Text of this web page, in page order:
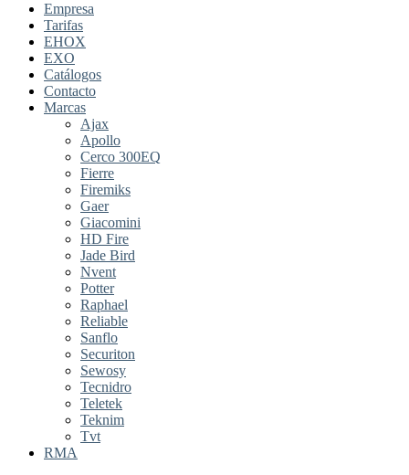
Empresa
Tarifas
EHOX
EXO
Catálogos
Contacto
Marcas
Ajax
Apollo
Cerco 300EQ
Fierre
Firemiks
Gaer
Giacomini
HD Fire
Jade Bird
Nvent
Potter
Raphael
Reliable
Sanflo
Securiton
Sewosy
Tecnidro
Teletek
Teknim
Tvt
RMA